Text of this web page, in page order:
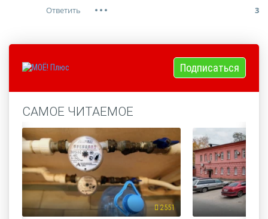
3
Подписаться
САМОЕ ЧИТАЕМОЕ
2551